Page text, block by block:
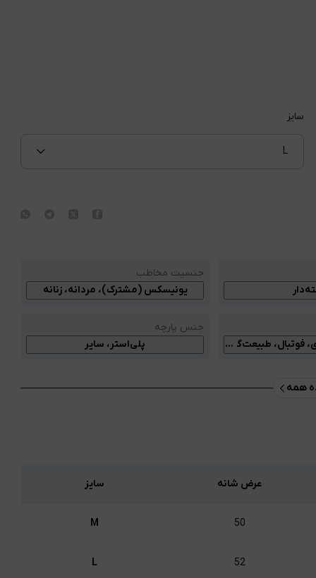
سایز
L
جنسیت مخاطب
یونیسکس (مشترک)، مردانه، زنانه
فوتبال، طبیعت‌گردی، بسکتبال، دویدن، عمومی
جنس پارچه
پلی‌استر، سایر
همه
عرض شانه سایز
50
M
52
L